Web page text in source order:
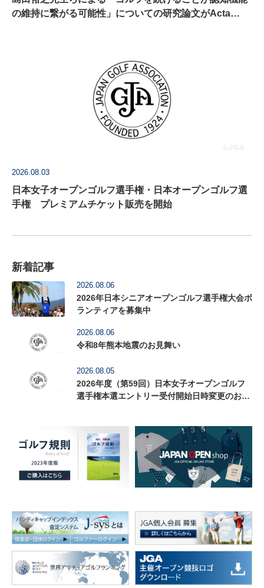
の維持に繋がる可能性」についての研究論文がActa
2026.08.03
日本女子オープンゴルフ選手権・日本オープンゴルフ選
手権 プレミアムチケット販売を開始
新着記事
2026.08.06
2026年日本シニアオープンゴルフ選手権大会ボ
ランティアを募集中
2026.08.06
令和8年熊本地震のお見舞い
2026.08.05
2026年度（第59回）日本女子オープンゴルフ
選手権本選エントリー受付開始日時変更のお知